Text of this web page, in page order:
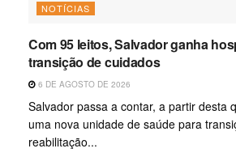
NOTÍCIAS
Com 95 leitos, Salvador ganha
transição de cuidados
6 DE AGOSTO DE 2026
Salvador passa a contar, a partir desta
uma nova unidade de saúde para
reabilitação...